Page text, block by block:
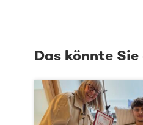
Das könnte